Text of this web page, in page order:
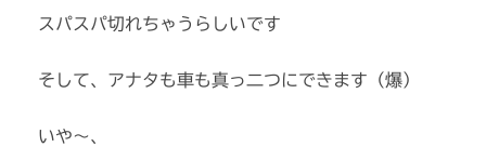
スパスパ切れちゃうらしいです
そして、アナタも車も真っ二つにできます（爆）
いや～、